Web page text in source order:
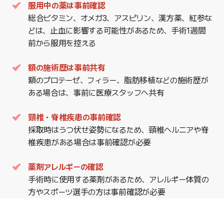
服用中の薬は事前確認
総合ビタミン、オメガ3、アスピリン、漢方薬、紅参な
どは、止血に影響する可能性があるため、手術1週間
前から服用を控える
額の施術歴は事前共有
額のプロテーゼ、フィラー、脂肪移植などの施術歴が
ある場合は、事前に医療スタッフへ共有
頸椎・脊椎疾患の事前確認
採取時はうつ伏せ姿勢になるため、頸椎ヘルニアや脊
椎疾患がある場合は事前確認が必要
薬剤アレルギーの確認
手術時に使用する薬剤があるため、アレルギー体質の
方やスポーツ選手の方は事前確認が必要